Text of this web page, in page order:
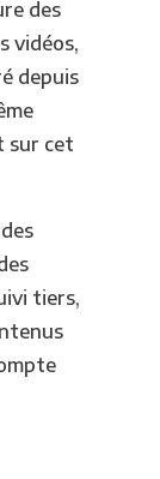
des
vidéos,
depuis
sur cet
tiers,